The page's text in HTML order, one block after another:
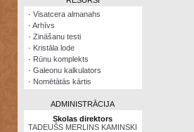
· Visatcera almanahs
· Arhīvs
· Zināšanu testi
· Kristāla lode
· Rūnu komplekts
· Galeonu kalkulators
· Nomētātās kārtis
ADMINISTRĀCIJA
Skolas direktors
TADEUŠS MERLINS KAMINSKI